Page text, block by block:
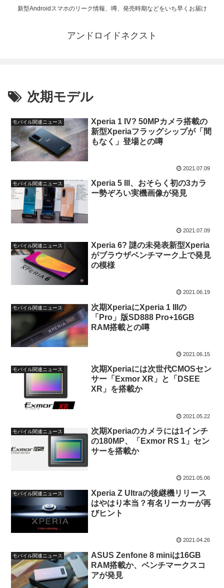
新型Androidスマホのリーク情報、噂、発売時期などをいち早くお届け
アンドロイドネクスト
次期モデル
モバイル関連ニュース
Xperia 1 IV? 50MPカメラ搭載の
新型Xperiaフラッグシップが「間
もなく」登場との噂
2021.07.09
モバイル関連ニュース
Xperia 5 III、おそらく初の3カラ
ー勢ぞろい実機画像が発見
2021.07.09
モバイル関連ニュース
Xperia 6? 謎の未発表新型Xperia
がブラウザベンチマーク上で発見
の模様
2021.06.19
モバイル関連ニュース
次期XperiaにXperia 1 IIIの
「Pro」版SD888 Pro+16GB
RAM搭載との噂
2021.06.15
モバイル関連ニュース
次期Xperiaには次世代CMOSセン
サー「Exmor XR」と「DSEE
XR」を搭載か
2021.05.22
モバイル関連ニュース
次期Xperiaのカメラには1インチ
の180MP、「Exmor RS 1」セン
サーを搭載か
2021.05.06
モバイル関連ニュース
Xperia Z Ultraの後継機リリース
はやはり本当？有名リーカーが再
びヒント
2021.04.26
モバイル関連ニュース
ASUS Zenfone 8 miniは16GB
RAM搭載か、ベンチマークスコ
アが発見